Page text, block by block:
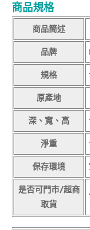
商品規格
商品簡述
品牌
規格
原產地
深、寬、高
淨重
保存環境
是否可門市/超商
取貨